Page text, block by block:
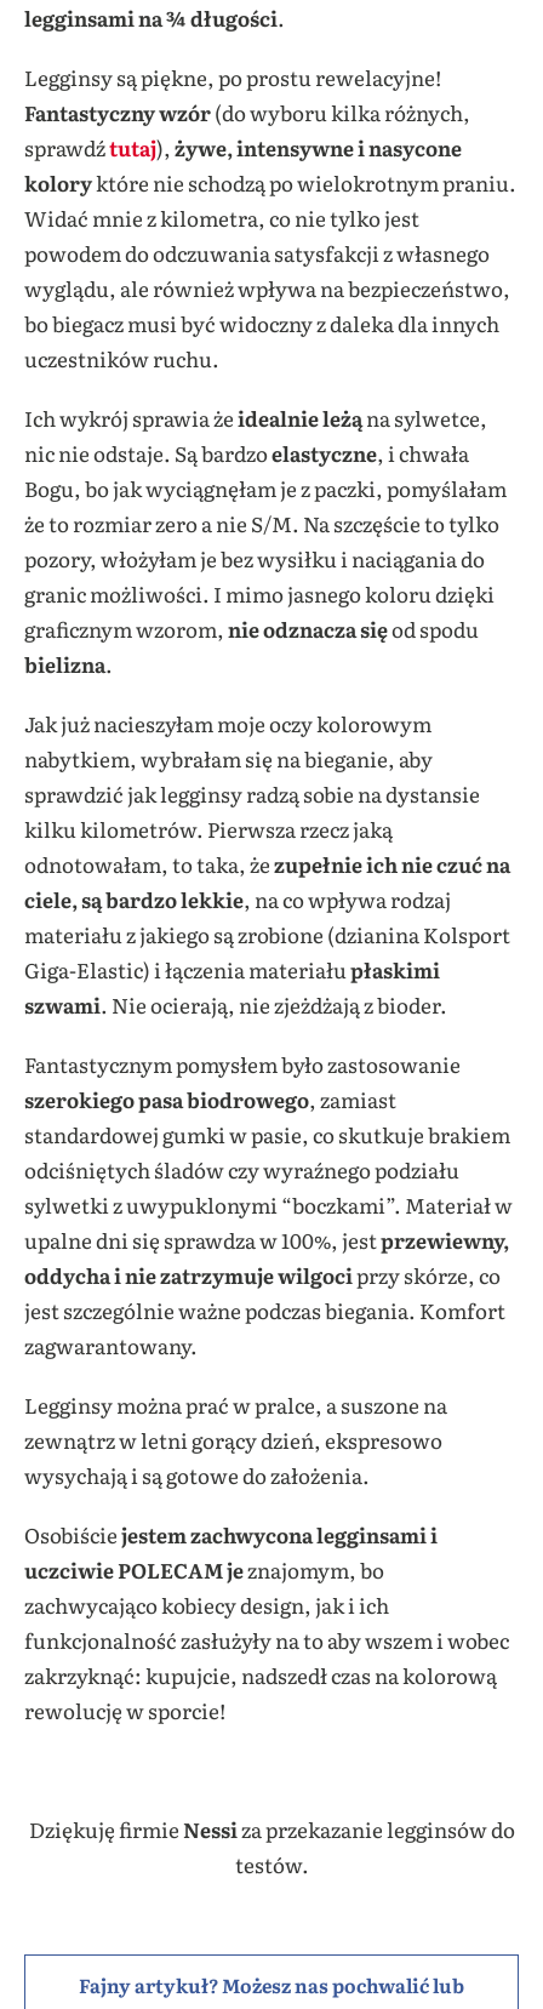
legginsami na ¾ długości.
Legginsy są piękne, po prostu rewelacyjne!
Fantastyczny wzór(do wyboru kilka różnych,
sprawdźtutaj), żywe, intensywne i nasycone
koloryktóre nie schodzą po wielokrotnym praniu.
Widać mnie z kilometra, co nie tylko jest
powodem do odczuwania satysfakcji z własnego
wyglądu, ale również wpływa na bezpieczeństwo,
bo biegacz musi być widoczny z daleka dla innych
uczestników ruchu.
Ich wykrój sprawia żeidealnie leżąna sylwetce,
nic nie odstaje. Są bardzoelastyczne, i chwała
Bogu, bo jak wyciągnęłam je z paczki, pomyślałam
że to rozmiar zero a nie S/M. Na szczęście to tylko
pozory, włożyłam je bez wysiłku i naciągania do
granic możliwości. I mimo jasnego koloru dzięki
graficznym wzorom, nie odznacza sięod spodu
bielizna.
Jak już nacieszyłam moje oczy kolorowym
nabytkiem, wybrałam się na bieganie, aby
sprawdzić jak legginsy radzą sobie na dystansie
kilku kilometrów. Pierwsza rzecz jaką
odnotowałam, to taka, żezupełnie ich nie czuć na
ciele, są bardzo lekkie, na co wpływa rodzaj
materiału z jakiego są zrobione (dzianina Kolsport
Giga-Elastic) i łączenia materiału płaskimi
szwami. Nie ocierają, nie zjeżdżają z bioder.
Fantastycznym pomysłem było zastosowanie
szerokiego pasa biodrowego, zamiast
standardowej gumki w pasie, co skutkuje brakiem
odciśniętych śladów czy wyraźnego podziału
sylwetki z uwypuklonymi “boczkami”. Materiał w
upalne dni się sprawdza w 100%, jestprzewiewny,
oddycha i nie zatrzymuje wilgociprzy skórze, co
jest szczególnie ważne podczas biegania. Komfort
zagwarantowany.
Legginsy można prać w pralce, a suszone na
zewnątrz w letni gorący dzień, ekspresowo
wysychają i są gotowe do założenia.
Osobiściejestem zachwycona legginsami i
uczciwie POLECAM jeznajomym, bo
zachwycająco kobiecy design, jak i ich
funkcjonalność zasłużyły na to aby wszem i wobec
zakrzyknąć: kupujcie, nadszedł czas na kolorową
rewolucję w sporcie!
Dziękuję firmieNessiza przekazanie legginsów do
testów.
Fajny artykuł? Możesz nas pochwalić lub